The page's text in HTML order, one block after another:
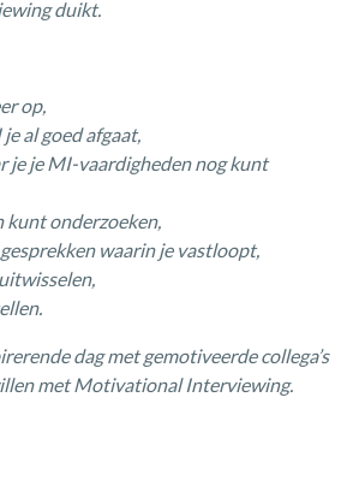
duikt.
op,
al goed afgaat,
je je MI-vaardigheden nog kunt
kunt onderzoeken,
waarin je vastloopt,
dag met gemotiveerde collega’s
met Motivational Interviewing.